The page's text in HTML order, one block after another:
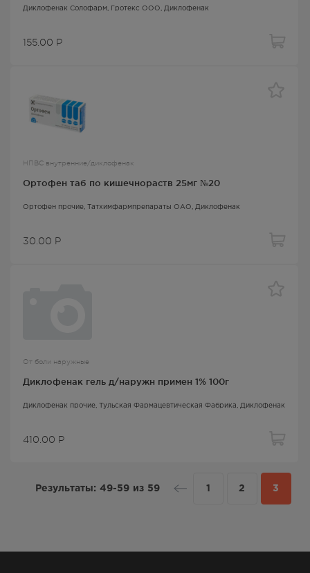
Диклофенак Солофарм , Гротекс ООО, Диклофенак
155.00 Р
НПВС внутренние/диклофенак
Ортофен таб по кишечнораств 25мг №20
Ортофен прочие, Татхимфармпрепараты ОАО, Диклофенак
30.00 Р
От боли наружные
Диклофенак гель д/наружн примен 1% 100г
Диклофенак прочие, Тульская Фармацевтическая Фабрика, Диклофенак
410.00 Р
Результаты: 49-59 из 59 1 2 3